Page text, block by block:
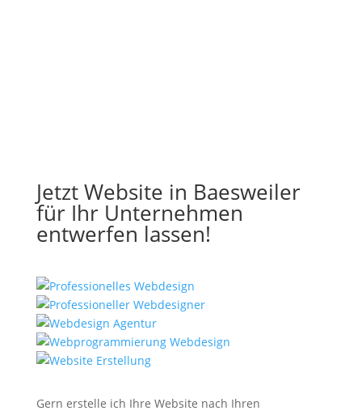
Jetzt Website in Baesweiler
für Ihr Unternehmen
entwerfen lassen!
Gern erstelle ich Ihre Website nach Ihren